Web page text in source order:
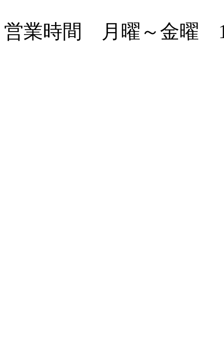
営業時間 月曜～金曜